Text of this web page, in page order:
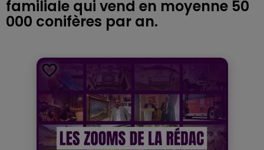
familiale qui vend en moyenne 50
000 conifères par an.